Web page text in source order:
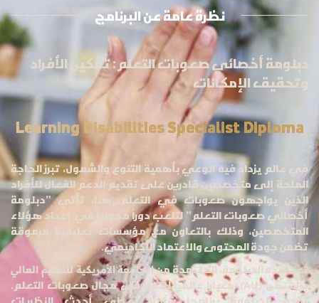
نظرة عامة عن البرنامج
دبلومة أخصائي صعوبات التعلم: تمكين الأفراد
وتحقيق الإمكانات
Learning Disabilities Specialist Diploma
في عالم يزداد فيه الوعي بأهمية التنوع والشمول، تبرز الحاجة
الملحة إلى متخصصين قادرين على تقديم الدعم الفعال للأفراد
الذين يواجهون صعوبات في التعلم. هنا، تأتي “دبلومة
أخصائي صعوبات التعلم” لتلعب دوراً محورياً في إعداد هؤلاء
المتخصصين، وذلك بالتعاون مع مؤسسات تعليمية مرموقة
تضمن جودة المحتوى والاعتماد الأكاديمي.
تُعد هذه الدبلومة، المعتمدة منالجامعة الأمريكية للتعليم العالي
بواشنطن (AU)
، معياراً عالمياً للتميز في مجال صعوبات التعلم.